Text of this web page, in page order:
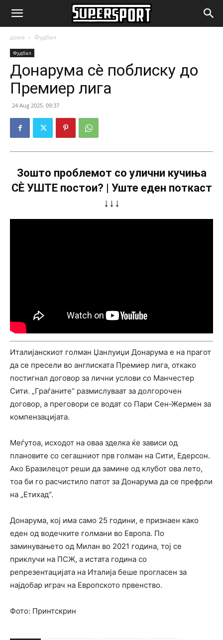
SuperSport.mk
дома Фудбал
Фудбал
Донарума сè поблиску до
Премиер лига
24 Aug 2025. 09:37
Зошто проблемот со улични кучиња
СÈ УШТЕ постои? | Уште еден поткаст
↓↓↓
Италијанскиот голман Џанлуиџи Донарума е на прагот
да се пресели во англиската Премиер лига, откако
постигнал договор за лични услови со Манчестер
Сити. „Граѓаните“ размислуваат за долгорочен
договор, а преговори се водат со Пари Сен-Жермен за
компензацијата.
Меѓутоа, исходот на оваа зделка ќе зависи од
плановите со сегашниот прв голман на Сити, Едерсон.
Ако Бразилецот реши да замине од клубот ова лето,
тоа би го расчистило патот за Донарума да се префрли
на „Етихад“.
Донарума, кој има само 25 години, е признаен како
еден од водечките голмани во Европа. По
заминувањето од Милан во 2021 година, тој се
приклучи на ПСЖ, а истата година со
репрезентацијата на Италија беше прогласен за
најдобар играч на Европското првенство.
Фото: Принтскрин